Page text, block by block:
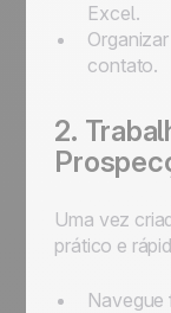
Excel.
contato.
2.
Uma vez
prático e
Navegue